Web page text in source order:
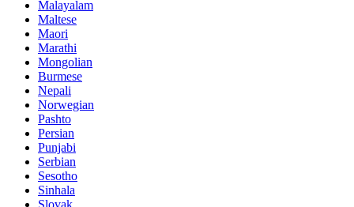
Malayalam
Maltese
Maori
Marathi
Mongolian
Burmese
Nepali
Norwegian
Pashto
Persian
Punjabi
Serbian
Sesotho
Sinhala
Slovak